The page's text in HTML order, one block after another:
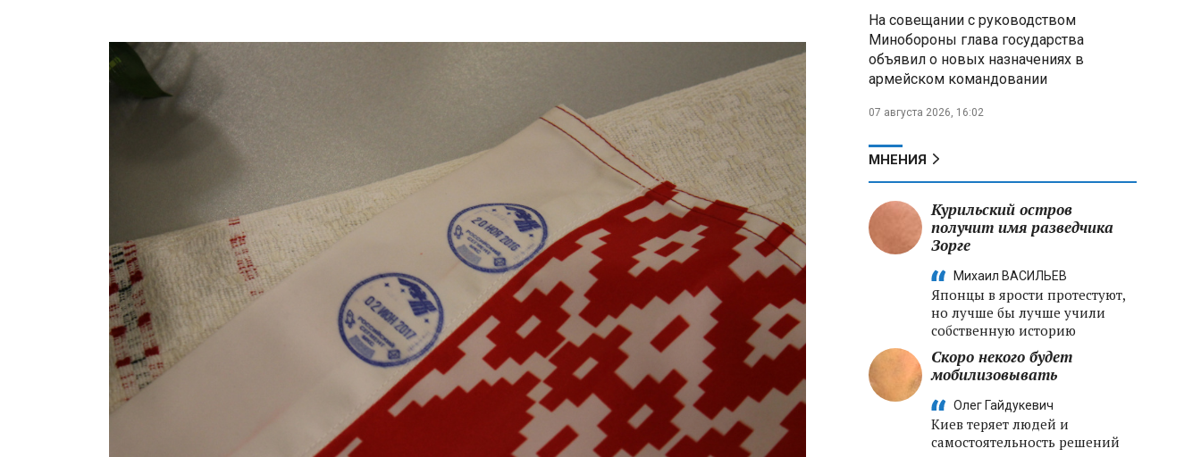
меры по защите инфраструктуры
от терактов
Минобороны РФ: «Искандер»
ВСУ в Днепропетровской
e‑торговле, биржевому рынку и
ученым званиям
На совещании с руководством
Минобороны глава государства
объявил о новых назначениях в
армейском командовании
07 августа 2026, 16:02
МНЕНИЯ
Курильский остров
получит имя разведчика
Зорге
Михаил ВАСИЛЬЕВ
Японцы в ярости протестуют,
но лучше бы лучше учили
собственную историю
Скоро некого будет
мобилизовывать
Олег Гайдукевич
Киев теряет людей и
самостоятельность решений